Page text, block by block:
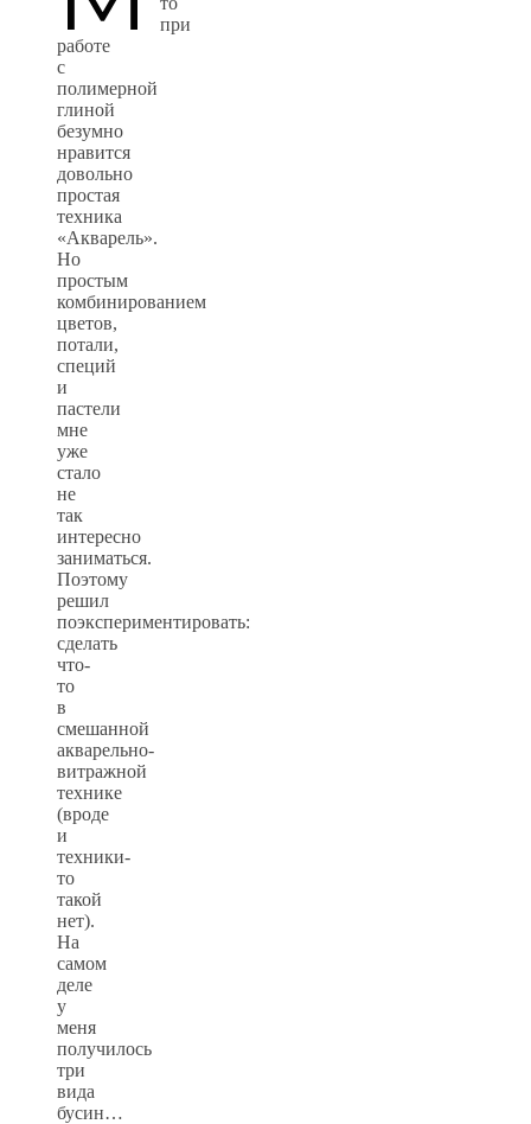
при
работе
с
полимерной
глиной
безумно
нравится
довольно
простая
техника
«Акварель».
Но
простым
комбинированием
цветов,
потали,
специй
и
пастели
мне
уже
стало
не
так
интересно
заниматься.
Поэтому
решил
поэкспериментировать:
сделать
что-
то
в
смешанной
акварельно-
витражной
технике
(вроде
и
техники-
то
такой
нет).
На
самом
деле
у
меня
получилось
три
вида
бусин…